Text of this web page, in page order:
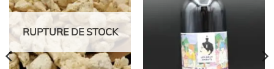
RUPTURE DE STOCK